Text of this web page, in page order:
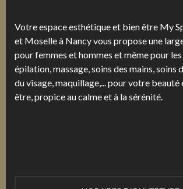
Votre espace esthétique et bien être My
et Moselle à Nancy vous propose une
pour femmes et hommes et même pour
épilation, massage, soins des mains, soins
du visage, maquillage,... pour votre
être, propice au calme et à la sérénité.